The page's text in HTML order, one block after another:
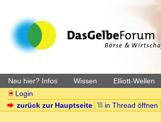
Neu hier? Infos Wissen Elliott-Wellen
Login
zurück zur Hauptseite
in Thread öffnen